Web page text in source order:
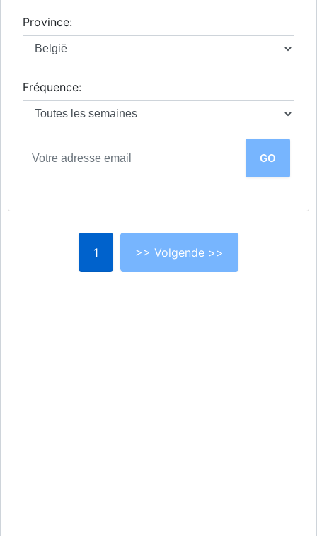
Province:
Fréquence:
1 >> Volgende >>